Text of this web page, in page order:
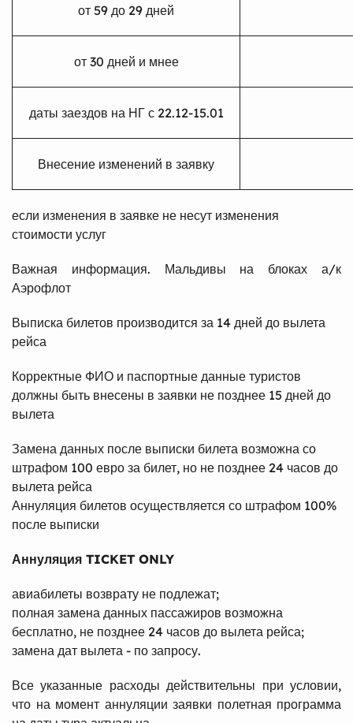
от 59 до 29 дней
от 30 дней и мнее
даты заездов на НГ с 22.12-15.01
Внесение изменений в заявку
если изменения в заявке не несут изменения
стоимости услуг
Важная информация. Мальдивы на блоках а/к
Аэрофлот
Выписка билетов производится за 14 дней до вылета
рейса
Корректные ФИО и паспортные данные туристов
должны быть внесены в заявки не позднее 15 дней до
вылета
Замена данных после выписки билета возможна со
штрафом 100 евро за билет, но не позднее 24 часов до
вылета рейса
Аннуляция билетов осуществляется со штрафом 100%
после выписки
Аннуляция TICKET ONLY
авиабилеты возврату не подлежат;
полная замена данных пассажиров возможна
бесплатно, не позднее 24 часов до вылета рейса;
замена дат вылета - по запросу.
Все указанные расходы действительны при условии,
что на момент аннуляции заявки полетная программа